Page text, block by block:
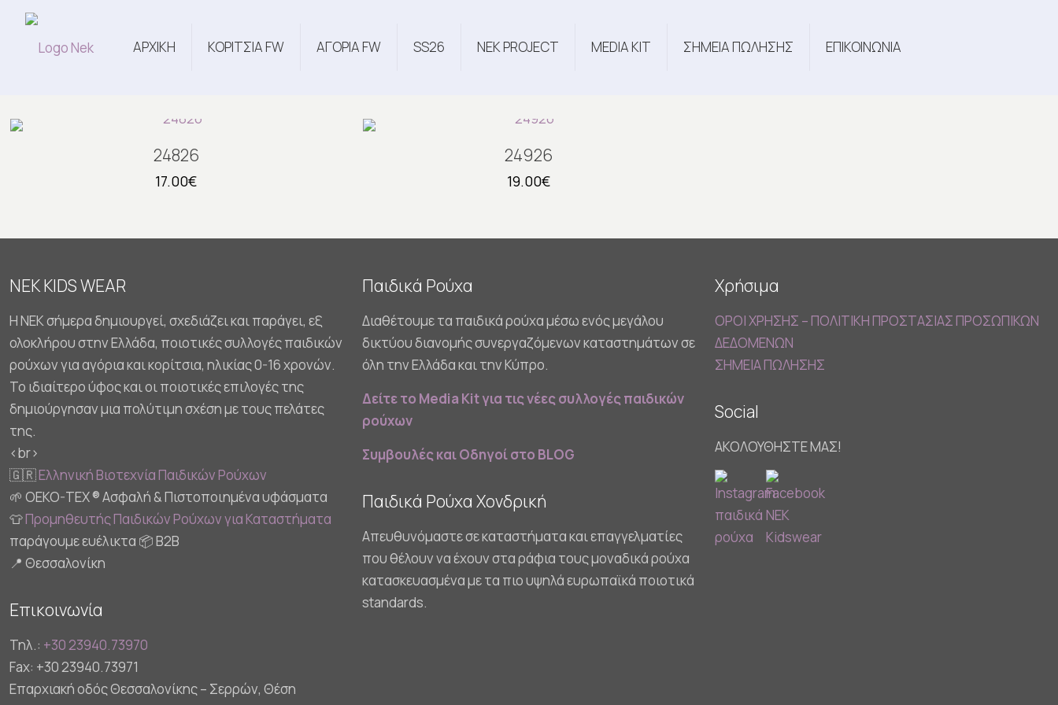
ΑΡΧΙΚΗ ΚΟΡΙΤΣΙΑ FW ΑΓΟΡΙΑ FW SS26 NEK PROJECT MEDIA KIT ΣΗΜΕΙΑ ΠΩΛΗΣΗΣ ΕΠΙΚΟΙΝΩΝΙΑ
24826
17.00€
24926
19.00€
NEK KIDS WEAR
Η NEK σήμερα δημιουργεί, σχεδιάζει και παράγει, εξ
ολοκλήρου στην Ελλάδα, ποιοτικές συλλογές παιδικών
ρούχων για αγόρια και κορίτσια, ηλικίας 0-16 χρονών.
Το ιδιαίτερο ύφος και οι ποιοτικές επιλογές της
δημιούργησαν μια πολύτιμη σχέση με τους πελάτες
της.
<br>
🇬🇷Ελληνική Βιοτεχνία Παιδικών Ρούχων
🌱 OEKO-TEX ® Ασφαλή & Πιστοποιημένα υφάσματα
👕Προμηθευτής Παιδικών Ρούχων για Καταστήματα
παράγουμε ευέλικτα 📦 B2B
📍 Θεσσαλονίκη
Επικοινωνία
Τηλ.: +30 23940.73970
Fax: +30 23940.73971
Επαρχιακή οδός Θεσσαλονίκης – Σερρών, Θέση
Παιδικά Ρούχα
Διαθέτουμε τα παιδικά ρούχα μέσω ενός μεγάλου
δικτύου διανομής συνεργαζόμενων καταστημάτων σε
όλη την Ελλάδα και την Κύπρο.
Δείτε το Media Kit για τις νέες συλλογές παιδικών
ρούχων
Συμβουλές και Οδηγοί στο BLOG
Παιδικά Ρούχα Χονδρική
Απευθυνόμαστε σε καταστήματα και επαγγελματίες
που θέλουν να έχουν στα ράφια τους μοναδικά ρούχα
κατασκευασμένα με τα πιο υψηλά ευρωπαϊκά ποιοτικά
standards.
Χρήσιμα
ΟΡΟΙ ΧΡΗΣΗΣ – ΠΟΛΙΤΙΚΗ ΠΡΟΣΤΑΣΙΑΣ ΠΡΟΣΩΠΙΚΩΝ
ΔΕΔΟΜΕΝΩΝ
ΣΗΜΕΙΑ ΠΩΛΗΣΗΣ
Social
ΑΚΟΛΟΥΘΗΣΤΕ ΜΑΣ!